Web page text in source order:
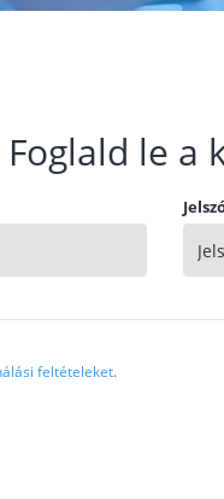
Foglald le
feltételeket.